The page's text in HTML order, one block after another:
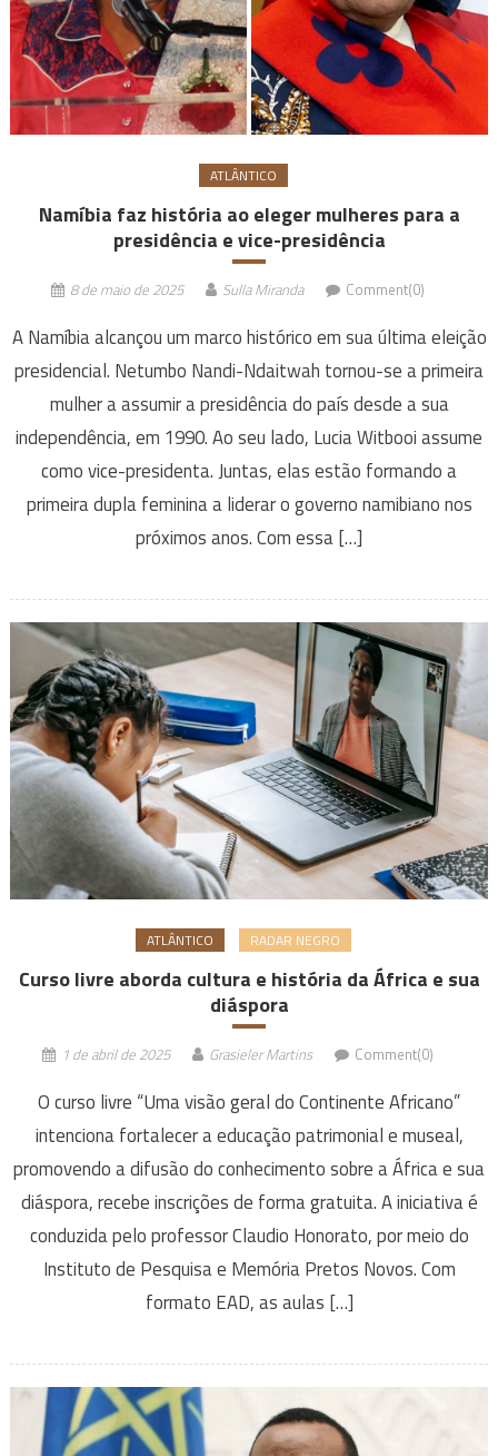
ATLÂNTICO
Namíbia faz história ao eleger mulheres para a
presidência e vice-presidência
8 de maio de 2025 Sulla Miranda Comment(0)
A Namíbia alcançou um marco histórico em sua última eleição
presidencial. Netumbo Nandi-Ndaitwah tornou-se a primeira
mulher a assumir a presidência do país desde a sua
independência, em 1990. Ao seu lado, Lucia Witbooi assume
como vice-presidenta. Juntas, elas estão formando a
primeira dupla feminina a liderar o governo namibiano nos
próximos anos. Com essa […]
ATLÂNTICO RADAR NEGRO
Curso livre aborda cultura e história da África e sua
diáspora
1 de abril de 2025 Grasieler Martins Comment(0)
O curso livre “Uma visão geral do Continente Africano”
intenciona fortalecer a educação patrimonial e museal,
promovendo a difusão do conhecimento sobre a África e sua
diáspora, recebe inscrições de forma gratuita. A iniciativa é
conduzida pelo professor Claudio Honorato, por meio do
Instituto de Pesquisa e Memória Pretos Novos. Com
formato EAD, as aulas […]